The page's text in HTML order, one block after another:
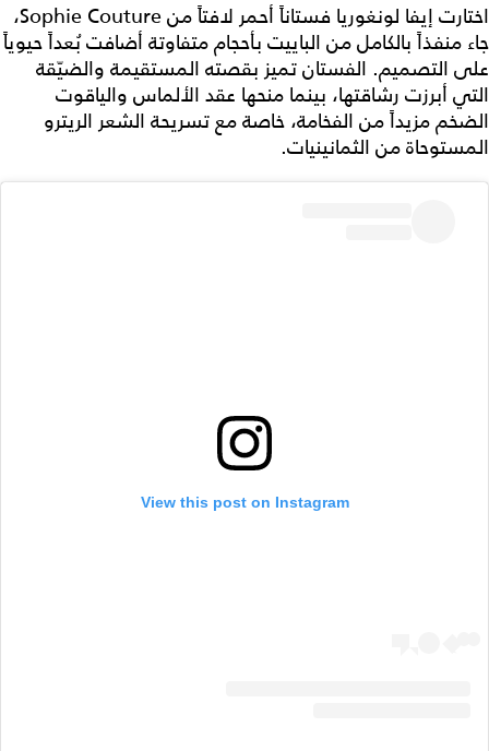
اختارت إيفا لونغوريا فستاناً أحمر لافتاً من Sophie Couture،
جاء منفذاً بالكامل من الباييت بأحجام متفاوتة أضافت بُعداً حيوياً
على التصميم. الفستان تميز بقصته المستقيمة والضيّقة
التي أبرزت رشاقتها، بينما منحها عقد الألماس والياقوت
الضخم مزيداً من الفخامة، خاصة مع تسريحة الشعر الريترو
المستوحاة من الثمانينيات.
View this post on Instagram